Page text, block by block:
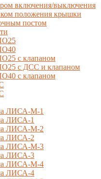
включения/выключения
положения крышки
постом
с клапаном
с ДСС и клапаном
с клапаном
ЛИСА-М-1
ЛИСА-1
ЛИСА-М-2
ЛИСА-2
ЛИСА-М-3
ЛИСА-3
ЛИСА-М-4
ЛИСА-4